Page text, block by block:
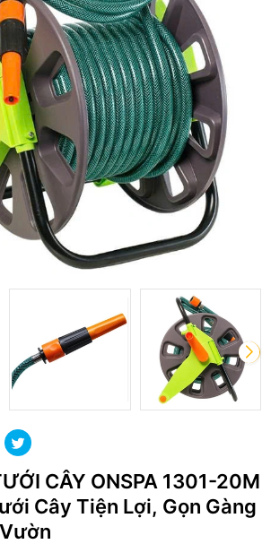
CÂY ONSPA 1301-20M
Cây Tiện Lợi, Gọn Gàng